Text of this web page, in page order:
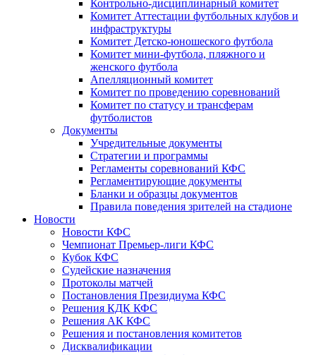
Контрольно-дисциплинарный комитет
Комитет Аттестации футбольных клубов и
инфраструктуры
Комитет Детско-юношеского футбола
Комитет мини-футбола, пляжного и
женского футбола
Апелляционный комитет
Комитет по проведению соревнований
Комитет по статусу и трансферам
футболистов
Документы
Учредительные документы
Стратегии и программы
Регламенты соревнований КФС
Регламентирующие документы
Бланки и образцы документов
Правила поведения зрителей на стадионе
Новости
Новости КФС
Чемпионат Премьер-лиги КФС
Кубок КФС
Судейские назначения
Протоколы матчей
Постановления Президиума КФС
Решения КДК КФС
Решения АК КФС
Решения и постановления комитетов
Дисквалификации